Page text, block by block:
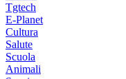
Tgtech
E-Planet
Cultura
Salute
Scuola
Animali